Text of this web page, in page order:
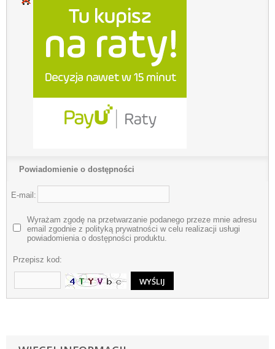
Powiadomienie o dostępności
E-mail:
Wyrażam zgodę na przetwarzanie podanego przeze mnie adresu
email zgodnie z polityką prywatności w celu realizacji usługi
powiadomienia o dostępności produktu.
Przepisz kod: